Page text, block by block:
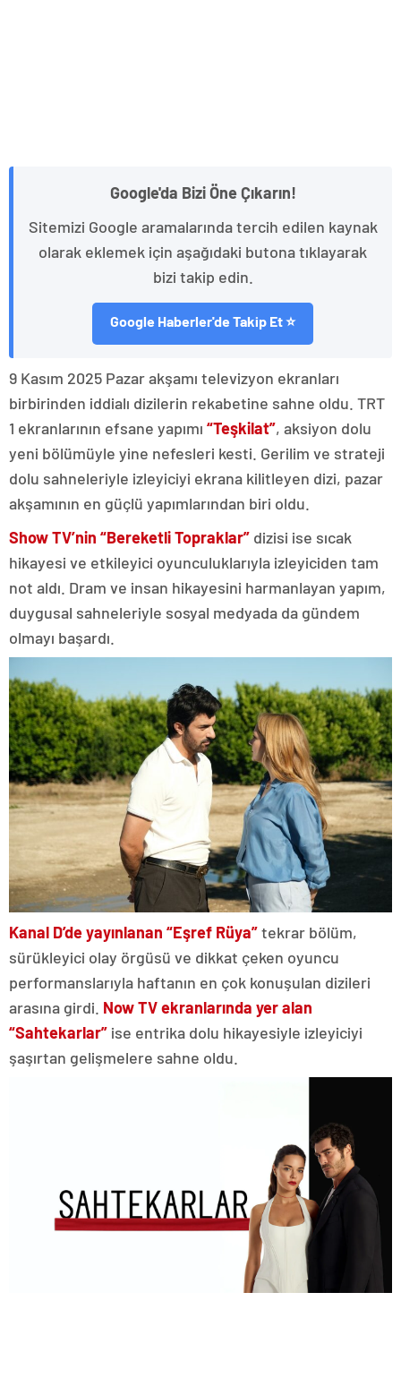
Google'da Bizi Öne Çıkarın!
Sitemizi Google aramalarında tercih edilen kaynak
olarak eklemek için aşağıdaki butona tıklayarak
bizi takip edin.
Google Haberler'de Takip Et ⭐
9 Kasım 2025 Pazar akşamı televizyon ekranları
birbirinden iddialı dizilerin rekabetine sahne oldu. TRT
1 ekranlarının efsane yapımı “Teşkilat”, aksiyon dolu
yeni bölümüyle yine nefesleri kesti. Gerilim ve strateji
dolu sahneleriyle izleyiciyi ekrana kilitleyen dizi, pazar
akşamının en güçlü yapımlarından biri oldu.
Show TV’nin “Bereketli Topraklar” dizisi ise sıcak
hikayesi ve etkileyici oyunculuklarıyla izleyiciden tam
not aldı. Dram ve insan hikayesini harmanlayan yapım,
duygusal sahneleriyle sosyal medyada da gündem
olmayı başardı.
Kanal D’de yayınlanan “Eşref Rüya”tekrar bölüm,
sürükleyici olay örgüsü ve dikkat çeken oyuncu
performanslarıyla haftanın en çok konuşulan dizileri
arasına girdi. Now TV ekranlarında yer alan
“Sahtekarlar” ise entrika dolu hikayesiyle izleyiciyi
şaşırtan gelişmelere sahne oldu.